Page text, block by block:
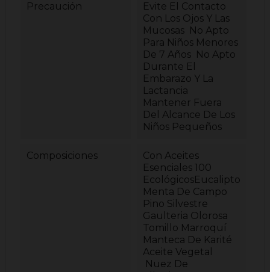
Precaución
Evite El Contacto
Con Los Ojos Y Las
Mucosas No Apto
Para Niños Menores
De 7 Años No Apto
Durante El
Embarazo Y La
Lactancia
Mantener Fuera
Del Alcance De Los
Niños Pequeños
Composiciones
Con Aceites
Esenciales 100
EcológicosEucalipto
Menta De Campo
Pino Silvestre
Gaulteria Olorosa
Tomillo Marroquí
Manteca De Karité
Aceite Vegetal
Nuez De